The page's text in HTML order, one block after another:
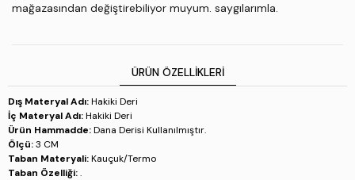
mağazasından değiştirebiliyor muyum. saygılarımla.
ÜRÜN ÖZELLIKLERI
Dış Materyal Adı:Hakiki Deri
İç Materyal Adı:Hakiki Deri
Ürün Hammadde:Dana Derisi Kullanılmıştır.
Ölçü:3 CM
Taban Materyali:Kauçuk/Termo
Taban Özelliği:.